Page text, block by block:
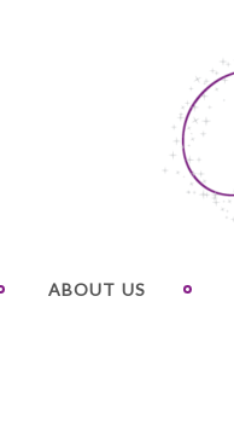
ABOUT US